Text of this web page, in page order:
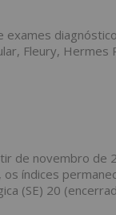
exames
Fleury, Hermes
de novembro de
índices
(SE) 20